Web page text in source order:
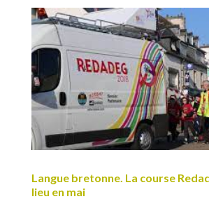
Langue bretonne. La course
lieu en mai